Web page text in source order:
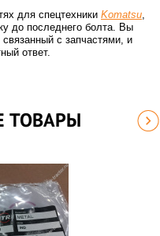
для спецтехники Komatsu,
до последнего болта. Вы
с запчастями, и
ответ.
ТОВАРЫ